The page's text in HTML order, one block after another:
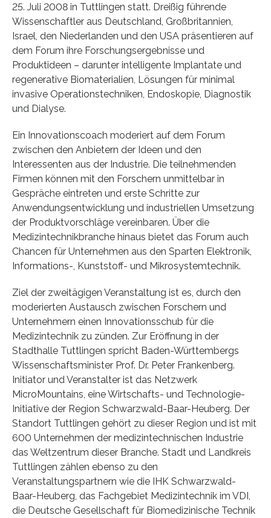
25. Juli 2008 in Tuttlingen statt. Dreißig führende
Wissenschaftler aus Deutschland, Großbritannien,
Israel, den Niederlanden und den USA präsentieren auf
dem Forum ihre Forschungsergebnisse und
Produktideen – darunter intelligente Implantate und
regenerative Biomaterialien, Lösungen für minimal
invasive Operationstechniken, Endoskopie, Diagnostik
und Dialyse.
Ein Innovationscoach moderiert auf dem Forum
zwischen den Anbietern der Ideen und den
Interessenten aus der Industrie. Die teilnehmenden
Firmen können mit den Forschern unmittelbar in
Gespräche eintreten und erste Schritte zur
Anwendungsentwicklung und industriellen Umsetzung
der Produktvorschläge vereinbaren. Über die
Medizintechnikbranche hinaus bietet das Forum auch
Chancen für Unternehmen aus den Sparten Elektronik,
Informations-, Kunststoff- und Mikrosystemtechnik.
Ziel der zweitägigen Veranstaltung ist es, durch den
moderierten Austausch zwischen Forschern und
Unternehmern einen Innovationsschub für die
Medizintechnik zu zünden. Zur Eröffnung in der
Stadthalle Tuttlingen spricht Baden-Württembergs
Wissenschaftsminister Prof. Dr. Peter Frankenberg.
Initiator und Veranstalter ist das Netzwerk
MicroMountains, eine Wirtschafts- und Technologie-
Initiative der Region Schwarzwald-Baar-Heuberg. Der
Standort Tuttlingen gehört zu dieser Region und ist mit
600 Unternehmen der medizintechnischen Industrie
das Weltzentrum dieser Branche. Stadt und Landkreis
Tuttlingen zählen ebenso zu den
Veranstaltungspartnern wie die IHK Schwarzwald-
Baar-Heuberg, das Fachgebiet Medizintechnik im VDI,
die Deutsche Gesellschaft für Biomedizinische Technik